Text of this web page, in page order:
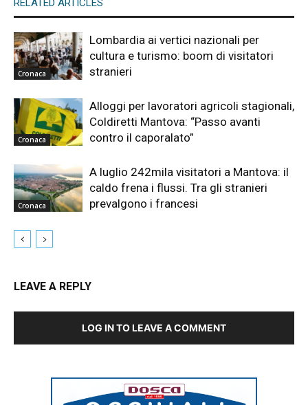
RELATED ARTICLES
Cronaca
Lombardia ai vertici nazionali per
cultura e turismo: boom di visitatori
stranieri
Cronaca
Alloggi per lavoratori agricoli stagionali,
Coldiretti Mantova: “Passo avanti
contro il caporalato”
Cronaca
A luglio 242mila visitatori a Mantova: il
caldo frena i flussi. Tra gli stranieri
prevalgono i francesi
LEAVE A REPLY
LOG IN TO LEAVE A COMMENT